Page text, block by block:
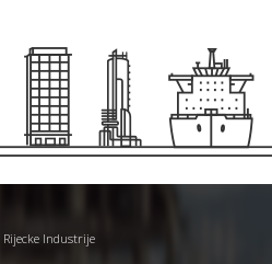
Industrije